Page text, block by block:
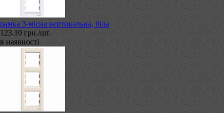
рамка 3-місна вертикальна, біла
123.10 грн./шт.
в наявності